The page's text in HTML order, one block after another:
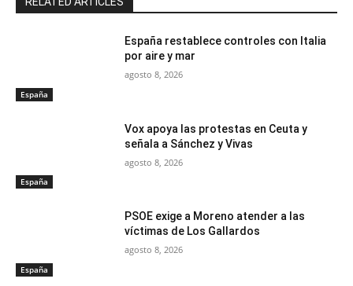
España
España restablece controles con Italia
por aire y mar
agosto 8, 2026
España
Vox apoya las protestas en Ceuta y
señala a Sánchez y Vivas
agosto 8, 2026
España
PSOE exige a Moreno atender a las
víctimas de Los Gallardos
agosto 8, 2026